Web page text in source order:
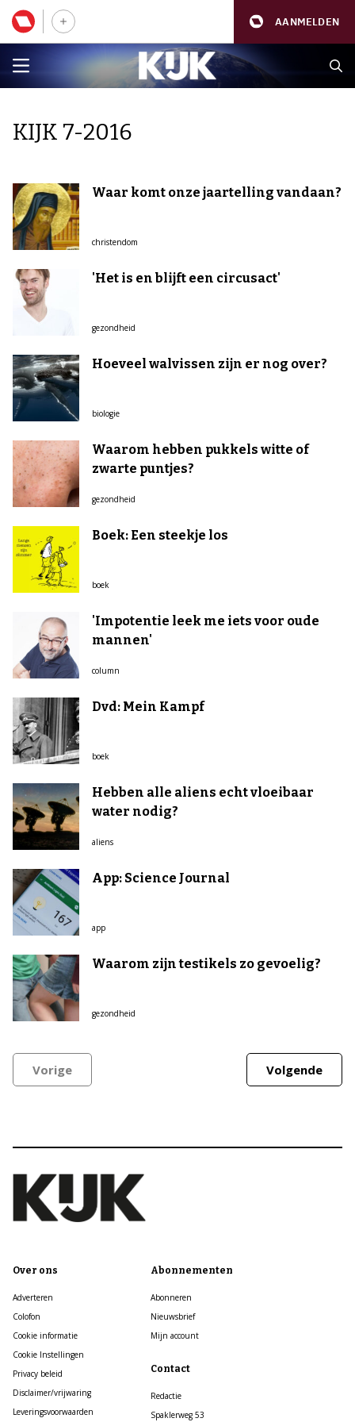
AANMELDEN
KIJK 7-2016
Waar komt onze jaartelling vandaan?
christendom
'Het is en blijft een circusact'
gezondheid
Hoeveel walvissen zijn er nog over?
biologie
Waarom hebben pukkels witte of
zwarte puntjes?
gezondheid
Boek: Een steekje los
boek
'Impotentie leek me iets voor oude
mannen'
column
Dvd: Mein Kampf
boek
Hebben alle aliens echt vloeibaar
water nodig?
aliens
App: Science Journal
app
Waarom zijn testikels zo gevoelig?
gezondheid
Vorige Volgende
Over ons
Adverteren
Colofon
Cookie informatie
Cookie Instellingen
Privacy beleid
Disclaimer/vrijwaring
Leveringsvoorwaarden
Abonnementen
Abonneren
Nieuwsbrief
Mijn account
Contact
Redactie
Spaklerweg 53